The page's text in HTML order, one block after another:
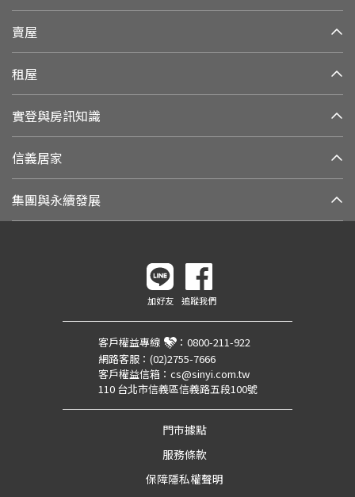
賣屋
租屋
實登與房訊知識
信義居家
集團與永續發展
加好友 追蹤我們
客戶權益專線 ： 0800-211-922
網路客服： (02)2755-7666
客戶權益信箱： cs@sinyi.com.tw
110 台北市信義區信義路五段100號
門市據點
服務條款
保障隱私權聲明